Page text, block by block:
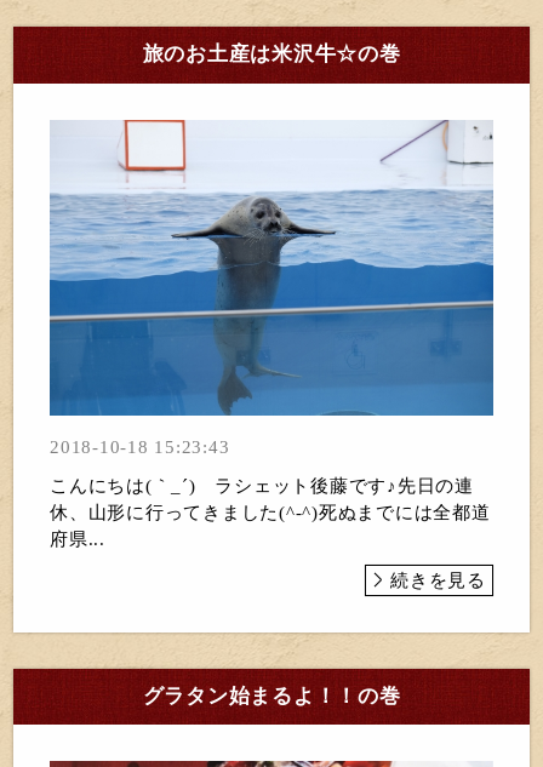
旅のお土産は米沢牛☆の巻
2018-10-18 15:23:43
こんにちは(｀_´)ゞラシェット後藤です♪先日の連
休、山形に行ってきました(^-^)死ぬまでには全都道
府県...
続きを見る
グラタン始まるよ！！の巻